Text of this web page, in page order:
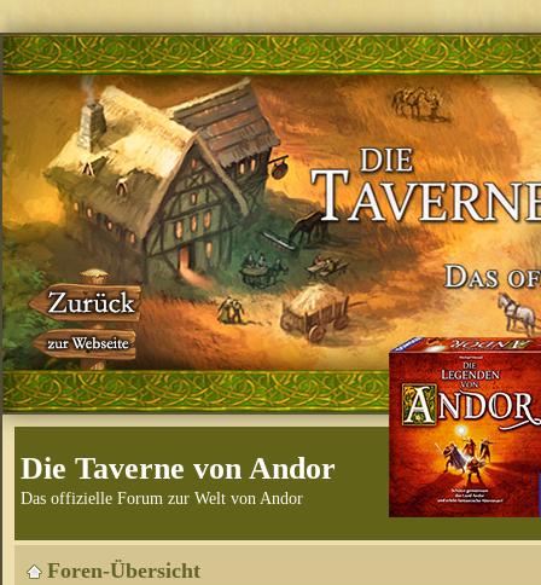
Die Taverne von Andor
Das offizielle Forum zur Welt von Andor
Foren-Übersicht